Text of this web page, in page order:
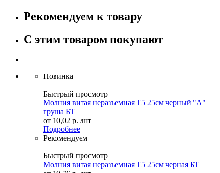
Рекомендуем к товару
С этим товаром покупают
Новинка
Быстрый просмотр
Молния витая неразъемная Т5 25см черный "А"
груша БТ
от 10,02 р. /шт
Подробнее
Рекомендуем
Быстрый просмотр
Молния витая неразъемная Т5 25см черная БТ